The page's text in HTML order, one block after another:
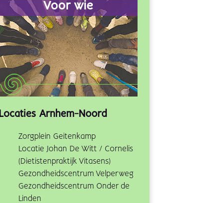
Voor wie
Locaties Arnhem-Noord
Zorgplein Geitenkamp
Locatie Johan De Witt / Cornelis
(Dietistenpraktijk Vitasens)
Gezondheidscentrum Velperweg
Gezondheidscentrum Onder de
Linden